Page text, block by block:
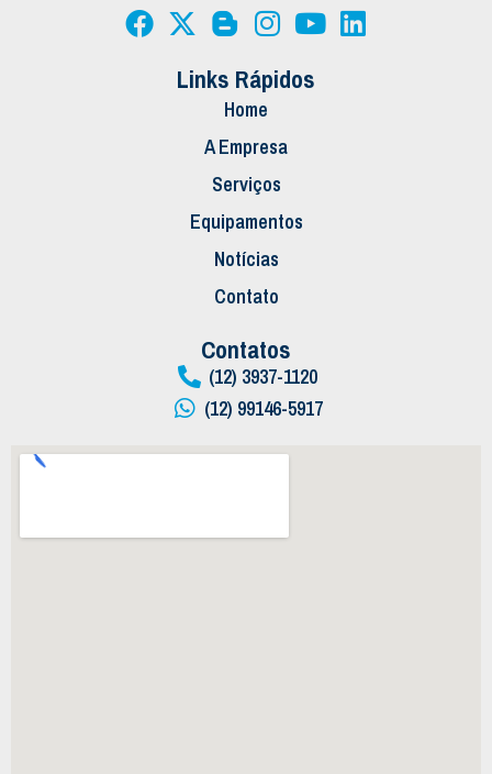
Links Rápidos
Home
A Empresa
Serviços
Equipamentos
Notícias
Contato
Contatos
(12) 3937-1120
(12) 99146-5917